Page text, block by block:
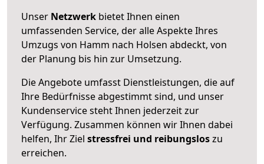
Unser Netzwerk bietet Ihnen einen
umfassenden Service, der alle Aspekte Ihres
Umzugs von Hamm nach Holsen abdeckt, von
der Planung bis hin zur Umsetzung.
Die Angebote umfasst Dienstleistungen, die auf
Ihre Bedürfnisse abgestimmt sind, und unser
Kundenservice steht Ihnen jederzeit zur
Verfügung. Zusammen können wir Ihnen dabei
helfen, Ihr Ziel stressfrei und reibungsloszu
erreichen.